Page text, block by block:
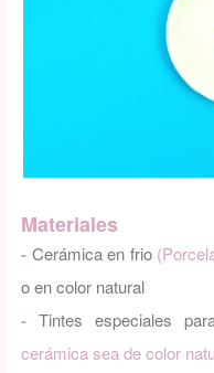
Materiales
- Cerámica en frio
o en color natural
- Tintes especiales
cerámica sea de color